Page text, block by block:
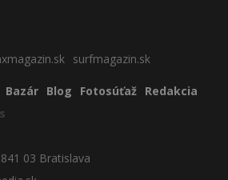
surfmagazin.sk
Bazár Blog Fotosúťaž Redakcia
03 Bratislava